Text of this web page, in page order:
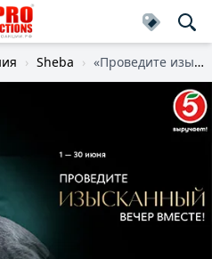
Sheba «Проведите изысканный вечер вместе»